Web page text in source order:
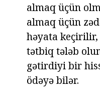
almaq üçün
almaq üçün
həyata keçirilir,
tətbiq tələb
gətirdiyi bir
ödəyə bilər.